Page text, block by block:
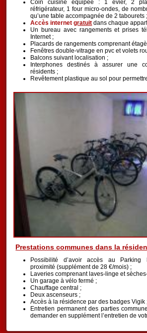
Coin cuisine équipée : 1 évier, 2
réfrigérateur, 1 four micro-ondes, de
qu’une table accompagnée de 2 tabourets ;
Accès internetgratuit dans chaque
Un bureau avec rangements et prises
Internet ;
Placards de rangements comprenant
Fenêtres double-vitrage en pvc et volets
Balcons suivant localisation ;
Interphones destinés à assurer une
résidents ;
Revêtement plastique au sol pour
Prestations communes dans la
Possibilité d’avoir accès au Parking
proximité (supplément de 28 €/mois) ;
Laveries comprenant laves-linge et
Un garage à vélo fermé ;
Chauffage central ;
Deux ascenseurs ;
Accès à la résidence par des badges Vigik
Entretien permanent des parties
demander en supplément l’entretien de